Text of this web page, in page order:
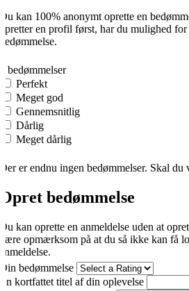
kan 100% anonymt oprette en
en profil først, har du mulighed
bedømmelser
Perfekt
Meget god
Gennemsnitlig
Dårlig
Meget dårlig
er endnu ingen bedømmelser. Skal
bedømmelse
kan oprette en anmeldelse uden at
opmærksom på at du så ikke kan få
bedømmelse
kortfattet titel af din oplevelse